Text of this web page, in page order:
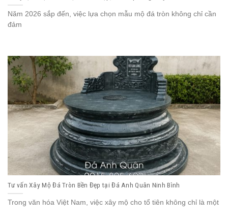
Năm 2026 sắp đến, việc lựa chọn mẫu mộ đá tròn không chỉ cần
đảm
Tư vấn Xây Mộ Đá Tròn Bền Đẹp tại Đá Anh Quân Ninh Bình
Trong văn hóa Việt Nam, việc xây mộ cho tổ tiên không chỉ là một